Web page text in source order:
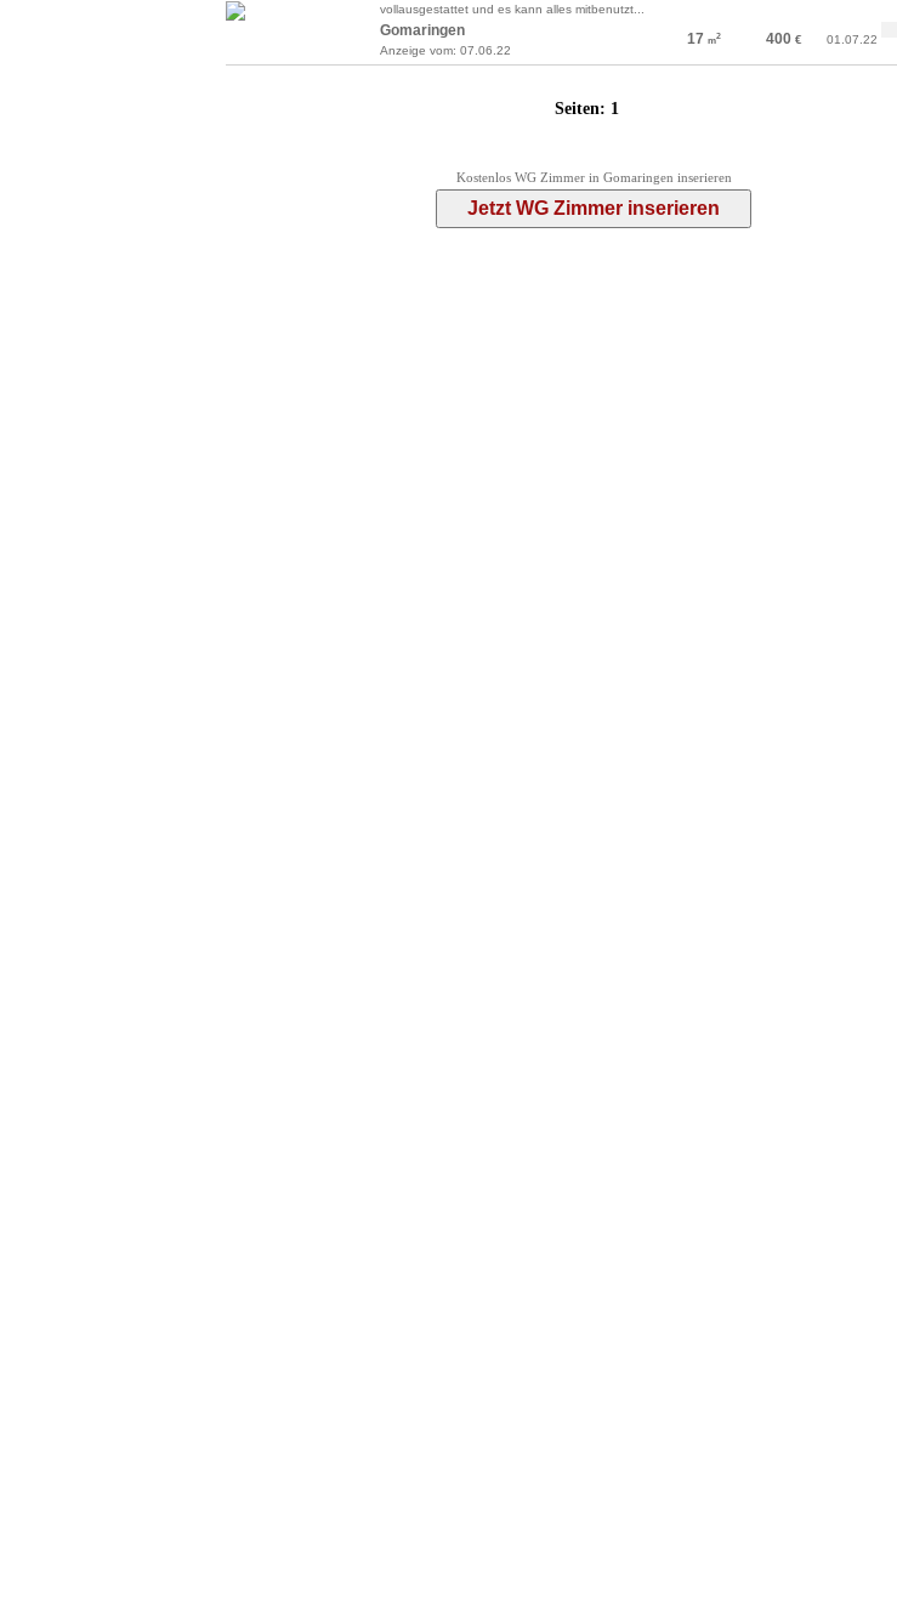
vollausgestattet und es kann alles mitbenutzt...
Gomaringen
Anzeige vom: 07.06.22
17 m2 400 € 01.07.22
Seiten: 1
Kostenlos WG Zimmer in Gomaringen inserieren